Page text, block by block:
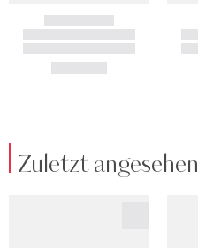
Zuletzt angesehen